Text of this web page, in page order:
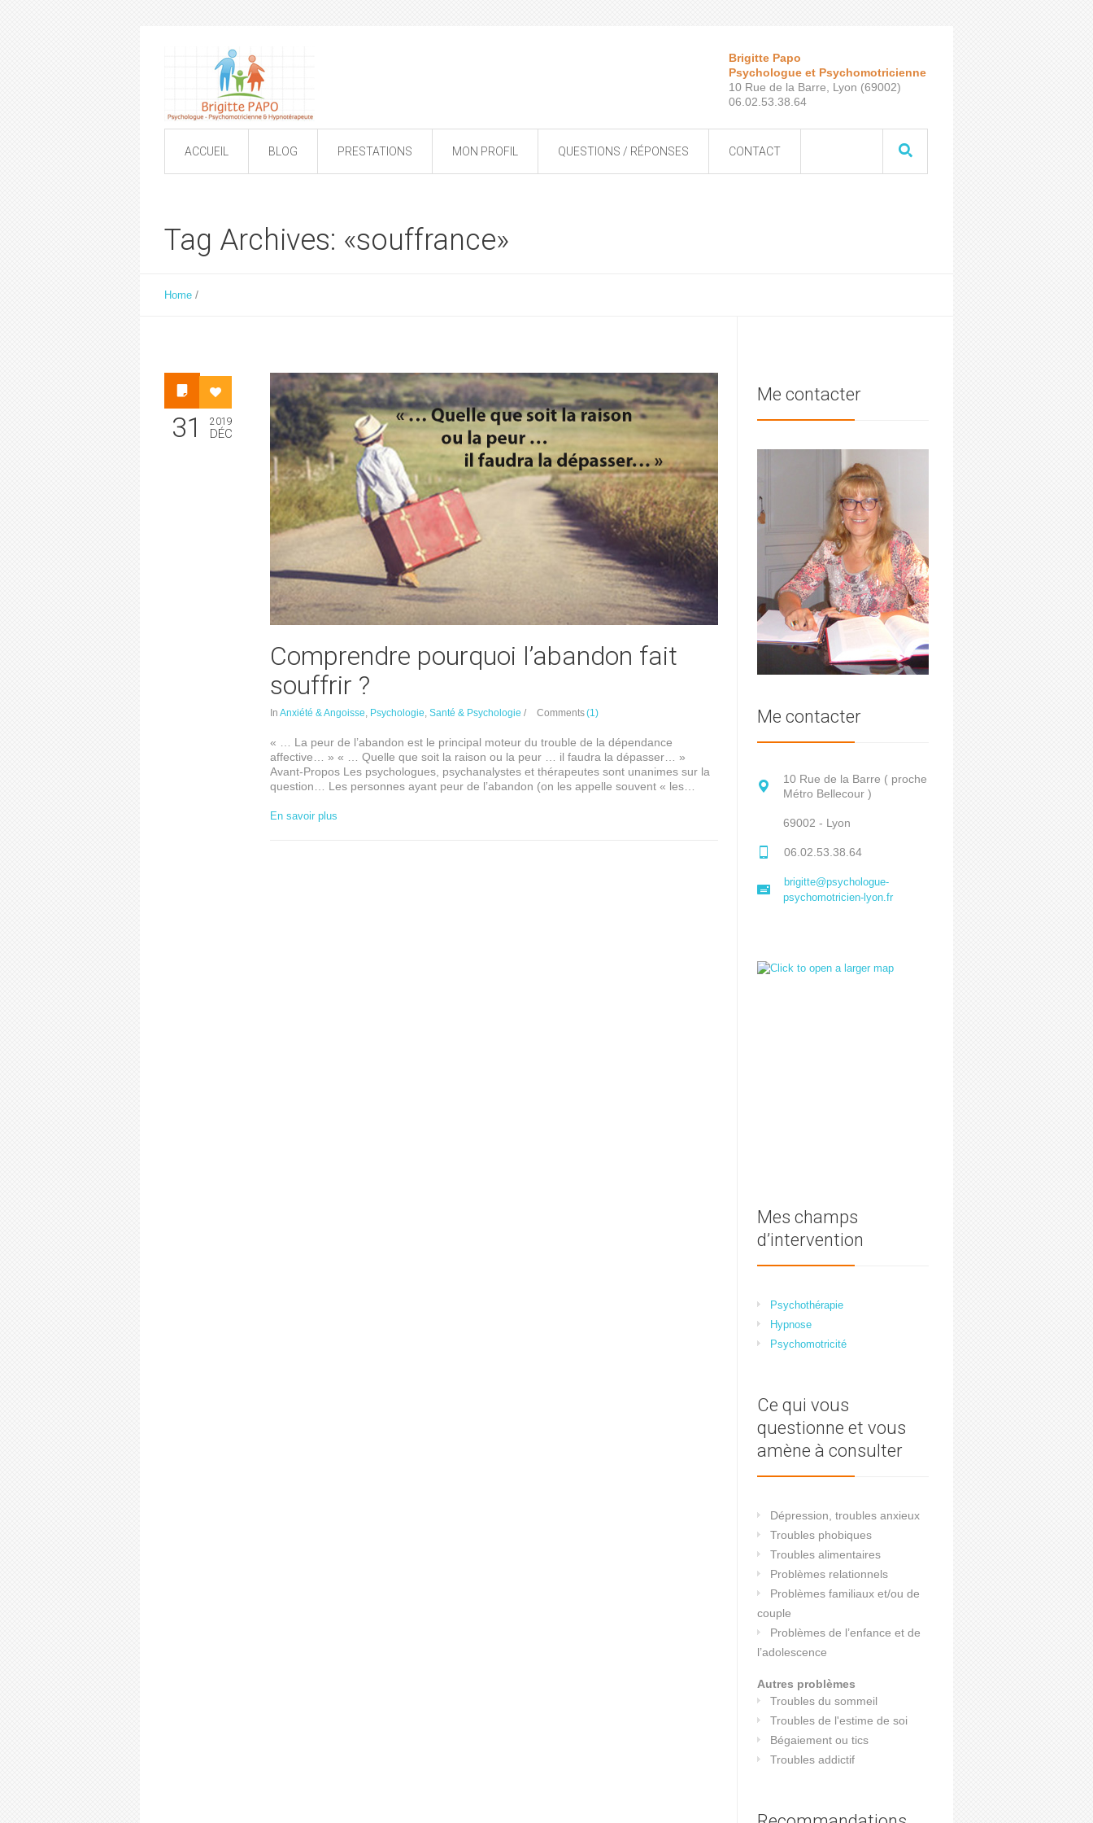
Brigitte Papo
Psychologue et Psychomotricienne
10 Rue de la Barre, Lyon (69002)
06.02.53.38.64
ACCUEIL BLOG PRESTATIONS MON PROFIL QUESTIONS / RÉPONSES CONTACT
Tag Archives: «souffrance»
Home /
31 2019
DÉC
Comprendre pourquoi l’abandon fait
souffrir ?
In Anxiété & Angoisse Psychologie Santé & Psychologie / Comments(1)
« … La peur de l’abandon est le principal moteur du trouble de la dépendance
affective… » « … Quelle que soit la raison ou la peur … il faudra la dépasser… »
Avant-Propos Les psychologues, psychanalystes et thérapeutes sont unanimes sur la
question… Les personnes ayant peur de l’abandon (on les appelle souvent « les…
En savoir plus
Me contacter
Me contacter
10 Rue de la Barre ( proche
Métro Bellecour )
69002 - Lyon
06.02.53.38.64
brigitte@psychologue-
psychomotricien-lyon.fr
Mes champs
d’intervention
Psychothérapie
Hypnose
Psychomotricité
Ce qui vous
questionne et vous
amène à consulter
Dépression, troubles anxieux
Troubles phobiques
Troubles alimentaires
Problèmes relationnels
Problèmes familiaux et/ou de
couple
Problèmes de l’enfance et de
l’adolescence
Autres problèmes
Troubles du sommeil
Troubles de l'estime de soi
Bégaiement ou tics
Troubles addictif